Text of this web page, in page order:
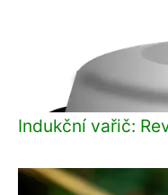
Indukční vařič: